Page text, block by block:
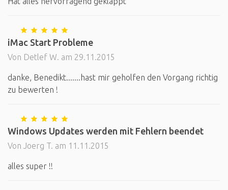
iMac Start Probleme
Von Detlef W. am 29.11.2015
danke, Benedikt.......hast mir geholfen den Vorgang richtig
zu bewerten !
Windows Updates werden mit Fehlern beendet
Von Joerg T. am 11.11.2015
alles super !!